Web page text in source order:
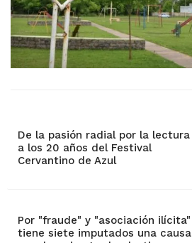
De la pasión radial por la lectura
a los 20 años del Festival
Cervantino de Azul
Por "fraude" y "asociación ilícita"
tiene siete imputados una causa